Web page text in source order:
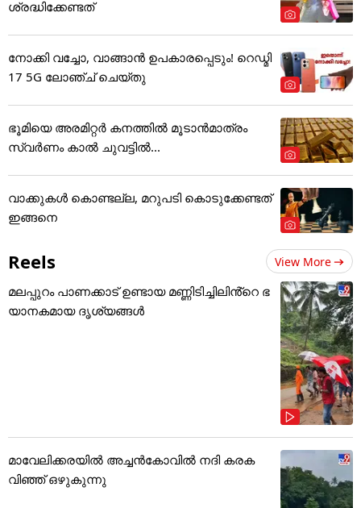
ശ്രദ്ധിക്കേണ്ടത്
നോക്കി വച്ചോ, വാങ്ങാൻ ഉപകാരപ്പെടും! റെഡ്മി
17 5G ലോഞ്ച് ചെയ്തു
ഭൂമിയെ അരമിറ്റർ കനത്തിൽ മൂടാൻമാത്രം
സ്വർണം കാൽ ചുവട്ടിൽ...
വാക്കുകൾ കൊണ്ടല്ല, മറുപടി കൊടുക്കേണ്ടത്
ഇങ്ങനെ
Reels View More
മലപ്പുറം പാണക്കാട് ഉണ്ടായ മണ്ണിടിച്ചിലിൻ്റെ ഭ
യാനകമായ ദൃശ്യങ്ങൾ
മാവേലിക്കരയിൽ അച്ചൻകോവിൽ നദി കരക
വിഞ്ഞ് ഒഴുകുന്നു